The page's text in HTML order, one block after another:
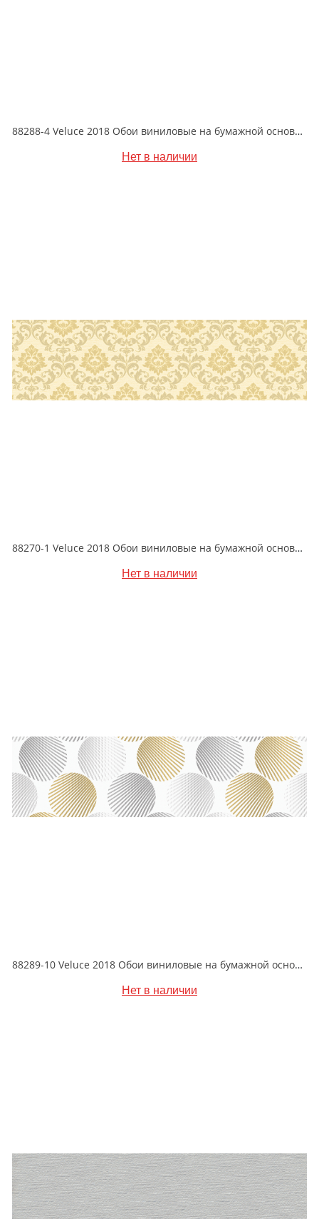
88288-4 Veluce 2018 Обои виниловые на бумажной основе 1.06*15.6
Нет в наличии
88270-1 Veluce 2018 Обои виниловые на бумажной основе 1.06*15.6
Нет в наличии
88289-10 Veluce 2018 Обои виниловые на бумажной основе 1.06*15.6
Нет в наличии